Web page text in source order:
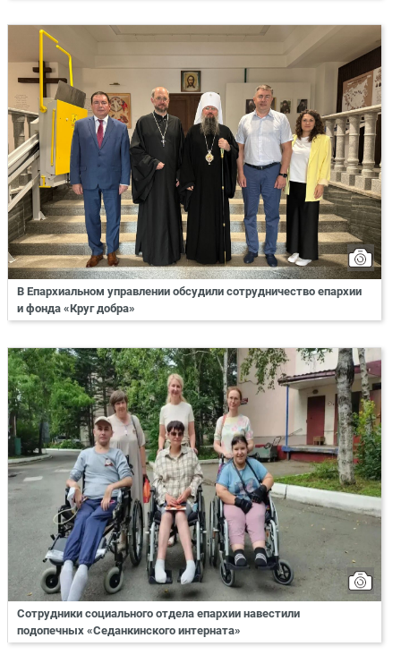
В Епархиальном управлении обсудили сотрудничество епархии
и фонда «Круг добра»
Сотрудники социального отдела епархии навестили
подопечных «Седанкинского интерната»